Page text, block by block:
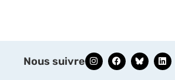
Nous suivre